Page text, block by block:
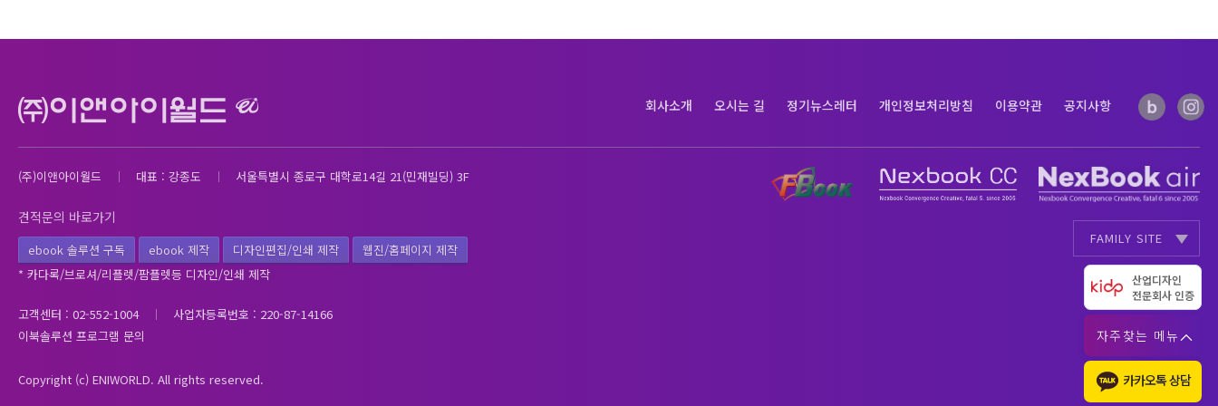
산업디자인
전문회사 인증
자주찾는 메뉴
카카오톡 상담
회사소개 오시는 길 정기뉴스레터 개인정보처리방침 이용약관 공지사항
(주)이앤아이월드 대표 : 강종도 서울특별시 종로구 대학로14길 21(민재빌딩) 3F
견적문의 바로가기
ebook 솔루션 구독 ebook 제작 디자인편집/인쇄 제작
웹진/홈페이지 제작
* 카다록/브로셔/리플렛/팜플렛등 디자인/인쇄 제작
고객센터 : 02-552-1004
사업자등록번호 : 220-87-14166
이북솔루션 프로그램 문의
Copyright (c) ENIWORLD. All rights reserved.
FAMILY SITE
AI Data AI Full Data